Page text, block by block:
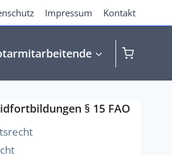
Impressum Kontakt
§ 15 FAO